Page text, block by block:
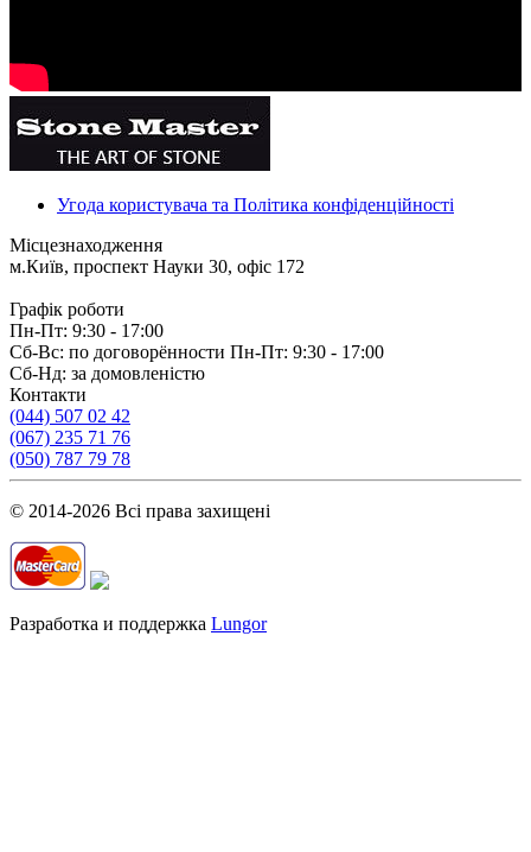
Угода користувача та Політика конфіденційності
Місцезнаходження
м.Київ, проспект Науки 30, офіс 172
Графік роботи
Пн-Пт: 9:30 - 17:00
Сб-Вс: по договорённости Пн-Пт: 9:30 - 17:00
Сб-Нд: за домовленістю
Контакти
(044) 507 02 42
(067) 235 71 76
(050) 787 79 78
© 2014-2026 Всі права захищені
Разработка и поддержка Lungor